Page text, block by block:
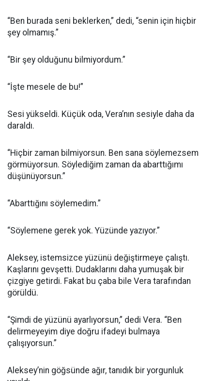
“Ben burada seni beklerken,” dedi, “senin için hiçbir
şey olmamış.”
“Bir şey olduğunu bilmiyordum.”
“İşte mesele de bu!”
Sesi yükseldi. Küçük oda, Vera’nın sesiyle daha da
daraldı.
“Hiçbir zaman bilmiyorsun. Ben sana söylemezsem
görmüyorsun. Söylediğim zaman da abarttığımı
düşünüyorsun.”
“Abarttığını söylemedim.”
“Söylemene gerek yok. Yüzünde yazıyor.”
Aleksey, istemsizce yüzünü değiştirmeye çalıştı.
Kaşlarını gevşetti. Dudaklarını daha yumuşak bir
çizgiye getirdi. Fakat bu çaba bile Vera tarafından
görüldü.
“Şimdi de yüzünü ayarlıyorsun,” dedi Vera. “Ben
delirmeyeyim diye doğru ifadeyi bulmaya
çalışıyorsun.”
Aleksey’nin göğsünde ağır, tanıdık bir yorgunluk